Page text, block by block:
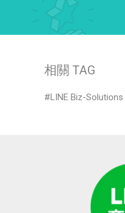
相關 TAG
LINE Biz-Solutions